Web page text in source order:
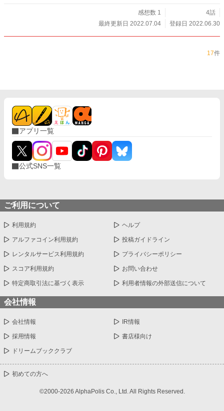
感想数 1
4話
最終更新日 2022.07.04
登録日 2022.06.30
17件
アプリ一覧
公式SNS一覧
ご利用について
利用規約 ヘルプ
アルファコイン利用規約 投稿ガイドライン
レンタルサービス利用規約 プライバシーポリシー
スコア利用規約 お問い合わせ
特定商取引法に基づく表示 利用者情報の外部送信について
会社情報
会社情報 IR情報
採用情報 書店様向け
ドリームブッククラブ
初めての方へ
©2000-2026 AlphaPolis Co., Ltd. All Rights Reserved.